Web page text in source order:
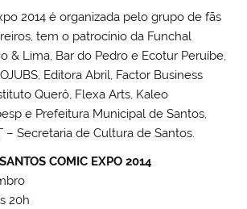
2014 é organizada pelo grupo de fãs
tem o patrocínio da Funchal
& Lima, Bar do Pedro e Ecotur Peruíbe,
Editora Abril, Factor Business
Querô, Flexa Arts, Kaleo
e Prefeitura Municipal de Santos,
– Secretaria de Cultura de Santos.
COMIC EXPO 2014
20h